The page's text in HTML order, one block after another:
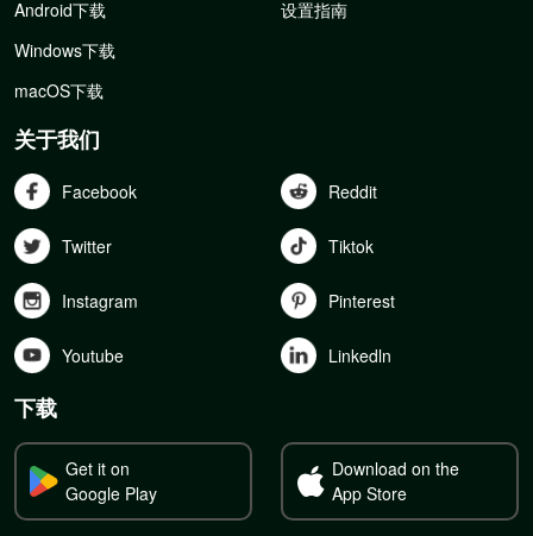
Android下载
Windows下载
macOS下载
设置指南
关于我们
Facebook Reddit
Twitter Tiktok
Instagram Pinterest
Youtube Linkedln
下载
Get it on
Google Play
Download on the
App Store